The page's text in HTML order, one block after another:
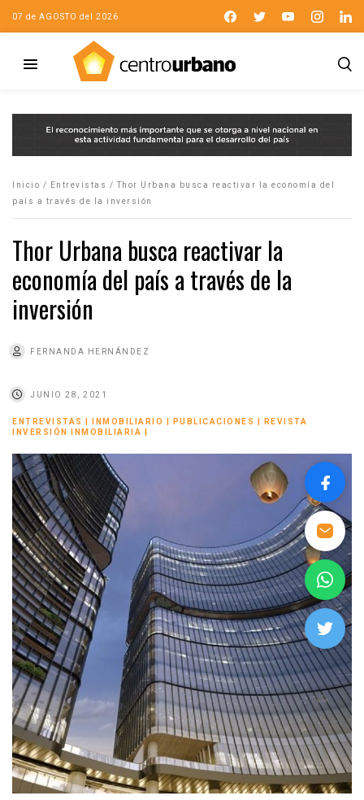
07 de AGOSTO del 2026
Inicio / Entrevistas /Thor Urbana busca reactivar la economía del
país a través de la inversión
Thor Urbana busca reactivar la
economía del país a través de la
inversión
FERNANDA HERNÁNDEZ
JUNIO 28, 2021
ENTREVISTAS INMOBILIARIO PUBLICACIONES
REVISTA
INVERSIÓN INMOBILIARIA